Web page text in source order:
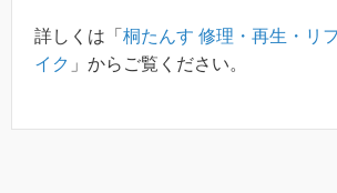
詳しくは「 桐たんす 修理・再生・リ
イク 」からご覧ください。